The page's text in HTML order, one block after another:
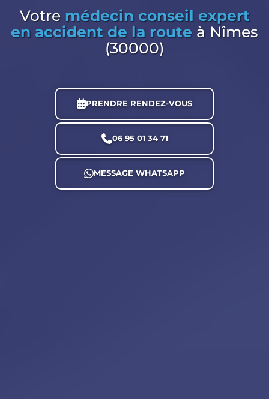
Votre médecin conseil expert
en accident de la route à Nîmes
(30000)
PRENDRE RENDEZ-VOUS
06 95 01 34 71
MESSAGE WHATSAPP